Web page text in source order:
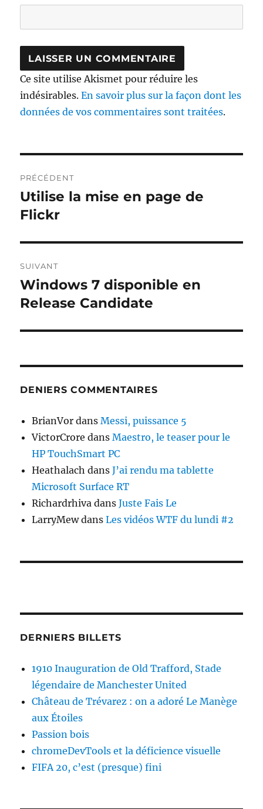
Ce site utilise Akismet pour réduire les
indésirables.En savoir plus sur la façon dont les
données de vos commentaires sont traitées.
de
l’article
PRÉCÉDENT
Publication
précédente :
Utilise la mise en page de
Flickr
SUIVANT
Publication
suivante :
Windows 7 disponible en
Release Candidate
DENIERS COMMENTAIRES
BrianVor dansMessi, puissance 5
VictorCrore dansMaestro, le teaser pour le
HP TouchSmart PC
Heathalach dansJ’ai rendu ma tablette
Microsoft Surface RT
Richardrhiva dansJuste Fais Le
LarryMewdansLes vidéos WTF du lundi #2
DERNIERS BILLETS
1910 Inauguration de Old Trafford, Stade
légendaire de Manchester United
Château de Trévarez : on a adoré Le Manège
aux Étoiles
Passion bois
chromeDevTools et la déficience visuelle
FIFA 20, c’est (presque) fini